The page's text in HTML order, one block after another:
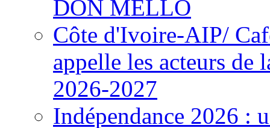
DON MELLO
Côte d'Ivoire-AIP/
appelle les acteurs de
2026-2027
Indépendance 2026 :